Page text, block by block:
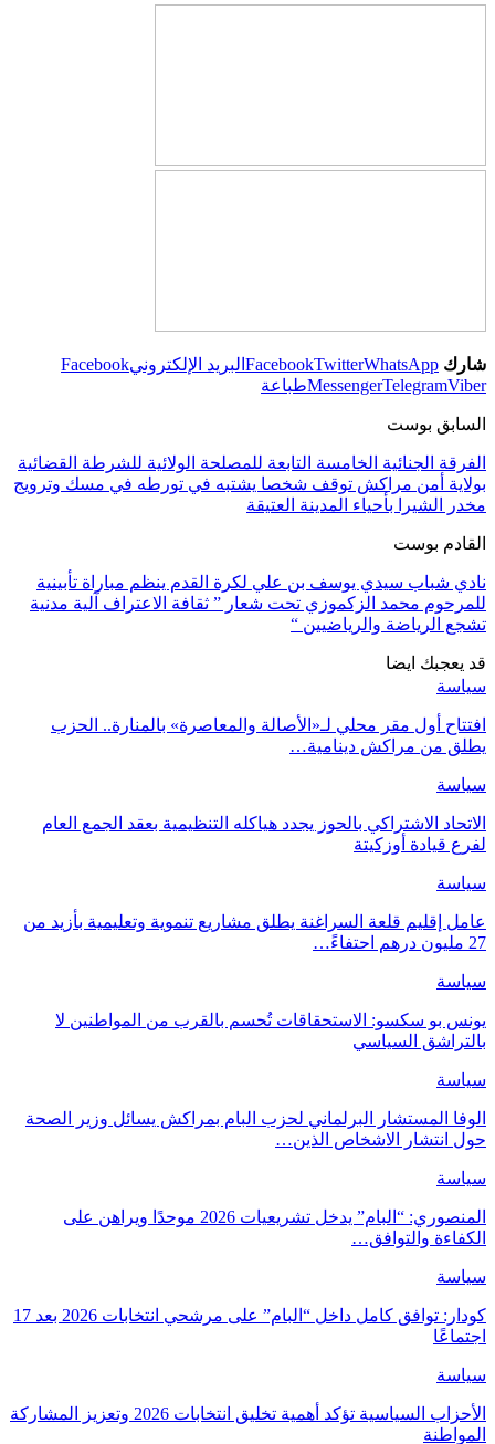
شارك FacebookTwitterWhatsApp البريد الإلكترونيFacebook
MessengerTelegramViber طباعة
السابق بوست
الفرقة الجنائية الخامسة التابعة للمصلحة الولائية للشرطة القضائية
بولاية أمن مراكش توقف شخصا يشتبه في تورطه في مسك وترويج
مخدر الشيرا بأحياء المدينة العتيقة
القادم بوست
نادي شباب سيدي يوسف بن علي لكرة القدم ينظم مباراة تأبينية
للمرحوم محمد الزكموزي تحت شعار ” ثقافة الاعتراف آلية مدنية
تشجع الرياضة والرياضيين “
قد يعجبك ايضا
سياسة
افتتاح أول مقر محلي لـ«الأصالة والمعاصرة» بالمنارة.. الحزب
يطلق من مراكش دينامية…
سياسة
الاتحاد الاشتراكي بالحوز يجدد هياكله التنظيمية بعقد الجمع العام
لفرع قيادة أوزكيتة
سياسة
عامل إقليم قلعة السراغنة يطلق مشاريع تنموية وتعليمية بأزيد من
27 مليون درهم احتفاءً…
سياسة
يونس بو سكسو: الاستحقاقات تُحسم بالقرب من المواطنين لا
بالتراشق السياسي
سياسة
الوفا المستشار البرلماني لحزب البام بمراكش يسائل وزير الصحة
حول انتشار الاشخاص الذين…
سياسة
المنصوري: “البام” يدخل تشريعيات 2026 موحدًا ويراهن على
الكفاءة والتوافق…
سياسة
كودار: توافق كامل داخل “البام” على مرشحي انتخابات 2026 بعد 17
اجتماعًا
سياسة
الأحزاب السياسية تؤكد أهمية تخليق انتخابات 2026 وتعزيز المشاركة
المواطنة